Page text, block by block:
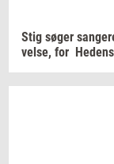
Stig søger
vel­se, for He­dens